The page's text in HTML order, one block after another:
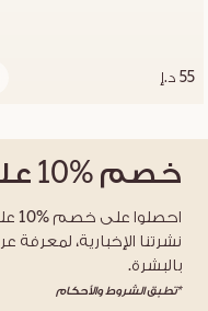
55 د.إ
خصم %10
نشرتنا الإخبارية، لمعرفة
بالبشرة.
*تطبق الشروط والأحكام